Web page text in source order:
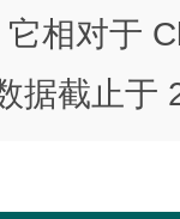
相对于
据截止于